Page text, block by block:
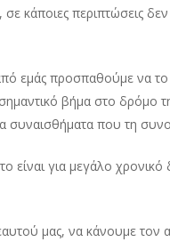
κάποιες περιπτώσεις δεν
εμάς προσπαθούμε να
βήμα στο δρόμο
συναισθήματα που τη
για μεγάλο χρονικό
μας, να κάνουμε τον